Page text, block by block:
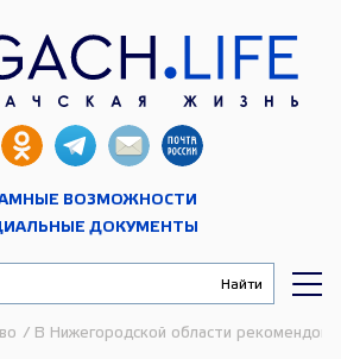
ВОЗМОЖНОСТИ
ДОКУМЕНТЫ
/ В Нижегородской области